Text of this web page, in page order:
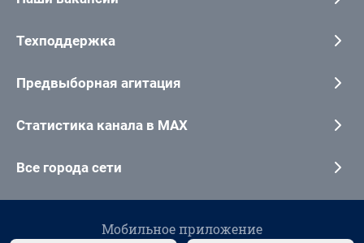
Техподдержка
Предвыборная агитация
Статистика канала в MAX
Все города сети
Мобильное приложение